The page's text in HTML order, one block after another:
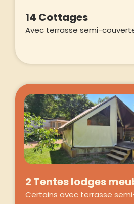
14 Cottages
Avec terrasse semi-
2 Tentes lodges
Certains avec terrasse